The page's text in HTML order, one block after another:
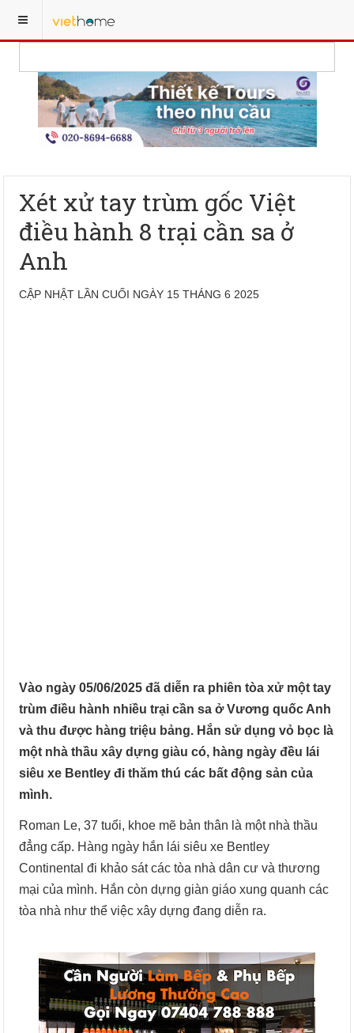
Xét xử tay trùm gốc Việt
điều hành 8 trại cần sa ở
Anh
CẬP NHẬT LẦN CUỐI NGÀY 15 THÁNG 6 2025
Vào ngày 05/06/2025 đã diễn ra phiên tòa xử một tay
trùm điều hành nhiều trại cần sa ở Vương quốc Anh
và thu được hàng triệu bảng. Hắn sử dụng vỏ bọc là
một nhà thầu xây dựng giàu có, hàng ngày đều lái
siêu xe Bentley đi thăm thú các bất động sản của
mình.
Roman Le, 37 tuổi, khoe mẽ bản thân là một nhà thầu
đẳng cấp. Hàng ngày hắn lái siêu xe Bentley
Continental đi khảo sát các tòa nhà dân cư và thương
mại của mình. Hắn còn dựng giàn giáo xung quanh các
tòa nhà như thể việc xây dựng đang diễn ra.